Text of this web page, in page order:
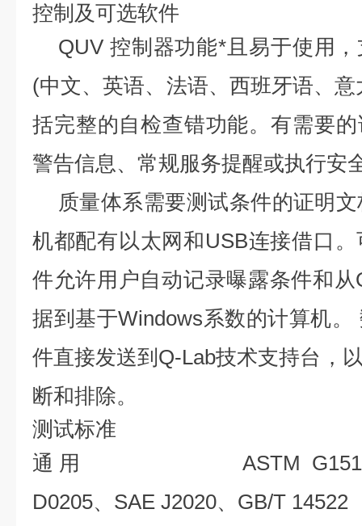
控制及可选软件
QUV 控制器功能*且易于使用
(中文、英语、法语、西班牙语、
括完整的自检查错功能。有需要
警告信息、常规服务提醒或执行安
质量体系需要测试条件的证明
机都配有以太网和USB连接借口
件允许用户自动记录曝露条件和
据到基于Windows系数的计算机
件直接发送到Q-Lab技术支持台，
断和排除。
测试标准
通用 ASTM G151、
D0205、SAE J2020、GB/T 14522